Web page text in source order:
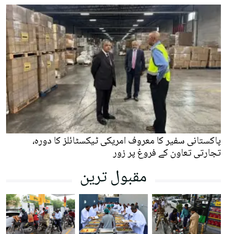
پاکستانی سفیر کا معروف امریکی ٹیکسٹائلز کا دورہ،
تجارتی تعاون کے فروغ پر زور
مقبول ترین